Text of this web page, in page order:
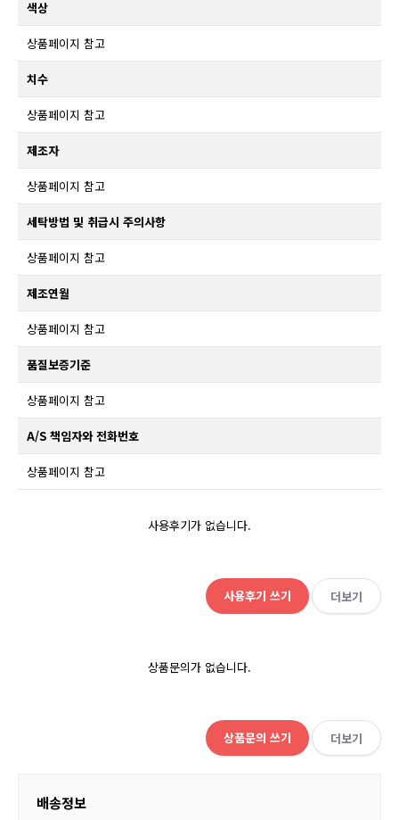
색상
상품페이지 참고
치수
상품페이지 참고
제조자
상품페이지 참고
세탁방법 및 취급시 주의사항
상품페이지 참고
제조연월
상품페이지 참고
품질보증기준
상품페이지 참고
A/S 책임자와 전화번호
상품페이지 참고
사용후기가 없습니다.
사용후기 쓰기 더보기
상품문의가 없습니다.
상품문의 쓰기 더보기
배송정보